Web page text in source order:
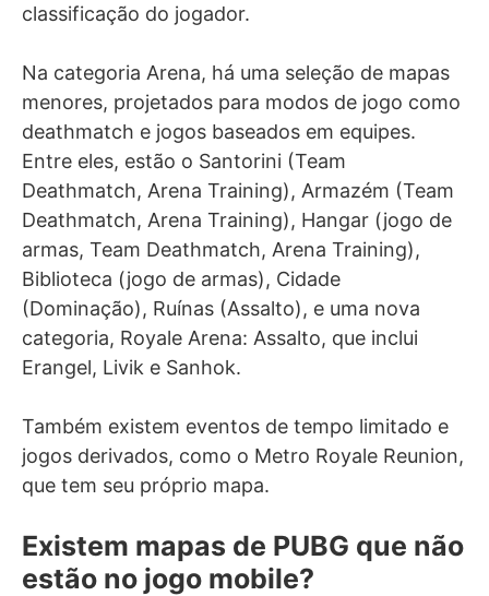
classificação do jogador.
Na categoria Arena, há uma seleção de mapas
menores, projetados para modos de jogo como
deathmatch e jogos baseados em equipes.
Entre eles, estão o Santorini (Team
Deathmatch, Arena Training), Armazém (Team
Deathmatch, Arena Training), Hangar (jogo de
armas, Team Deathmatch, Arena Training),
Biblioteca (jogo de armas), Cidade
(Dominação), Ruínas (Assalto), e uma nova
categoria, Royale Arena: Assalto, que inclui
Erangel, Livik e Sanhok.
Também existem eventos de tempo limitado e
jogos derivados, como o Metro Royale Reunion,
que tem seu próprio mapa.
Existem mapas de PUBG que não
estão no jogo mobile?